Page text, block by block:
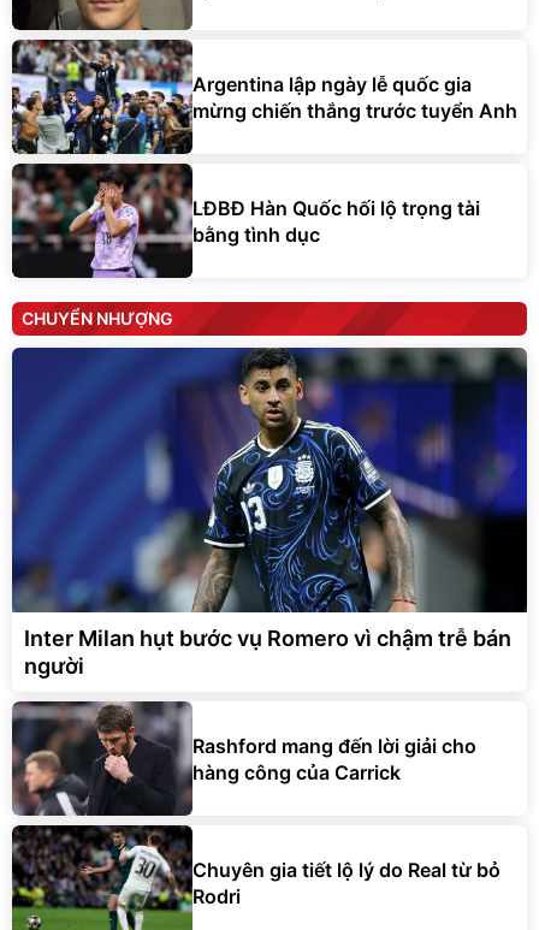
Argentina lập ngày lễ quốc gia
mừng chiến thắng trước tuyển Anh
LĐBĐ Hàn Quốc hối lộ trọng tài
bằng tình dục
CHUYỂN NHƯỢNG
Inter Milan hụt bước vụ Romero vì chậm trễ bán
người
Rashford mang đến lời giải cho
hàng công của Carrick
Chuyên gia tiết lộ lý do Real từ bỏ
Rodri